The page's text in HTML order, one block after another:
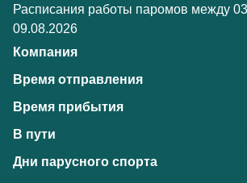
Расписания работы паромов между
09.08.2026